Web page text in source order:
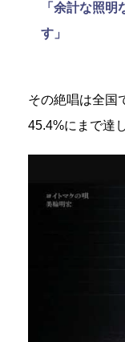
「余計な照
す」
その絶唱は全国
45.4%にまで達